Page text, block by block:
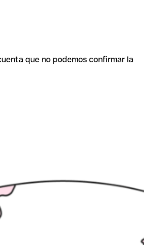
que no podemos confirmar la